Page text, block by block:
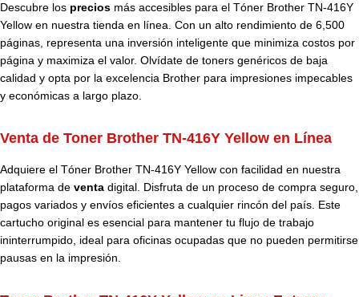
Descubre los precios más accesibles para el Tóner Brother TN-416Y
Yellow en nuestra tienda en línea. Con un alto rendimiento de 6,500
páginas, representa una inversión inteligente que minimiza costos por
página y maximiza el valor. Olvídate de toners genéricos de baja
calidad y opta por la excelencia Brother para impresiones impecables
y económicas a largo plazo.
Venta de Toner Brother TN-416Y Yellow en Línea
Adquiere el Tóner Brother TN-416Y Yellow con facilidad en nuestra
plataforma de venta digital. Disfruta de un proceso de compra seguro,
pagos variados y envíos eficientes a cualquier rincón del país. Este
cartucho original es esencial para mantener tu flujo de trabajo
ininterrumpido, ideal para oficinas ocupadas que no pueden permitirse
pausas en la impresión.